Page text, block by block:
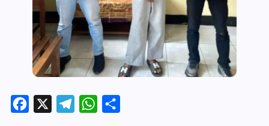
W